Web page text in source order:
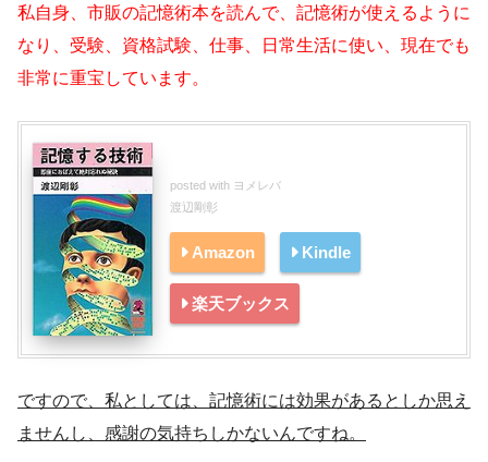
私自身、市販の記憶術本を読んで、記憶術が使えるように
なり、受験、資格試験、仕事、日常生活に使い、現在でも
非常に重宝しています。
posted with ヨメレバ
渡辺剛彰
Amazon Kindle
楽天ブックス
ですので、私としては、記憶術には効果があるとしか思え
ませんし、感謝の気持ちしかないんですね。